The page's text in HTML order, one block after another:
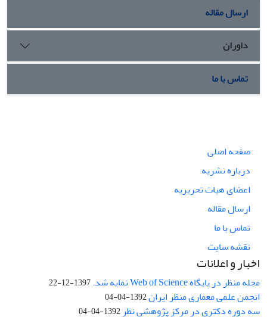
ارسال مقاله
داوران
تماس با ما
صفحه اصلی
درباره نشریه
اعضای هیات تحریریه
ارسال مقاله
تماس با ما
نقشه سایت
اخبار و اعلانات
مجله منظر در پایگاه Web of Science نمایه شد. 1397-12-22
انجمن علمی معماری منظر ایران1392-04-04
سه دوره دکتری در مرکز پژوهشی نظر 1392-04-04